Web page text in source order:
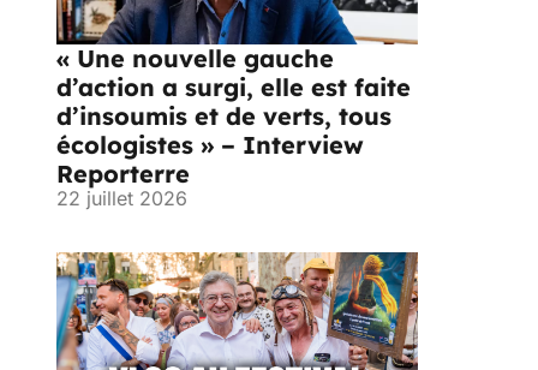
« Une nouvelle gauche
d’action a surgi, elle est faite
d’insoumis et de verts, tous
écologistes » – Interview
Reporterre
22 juillet 2026